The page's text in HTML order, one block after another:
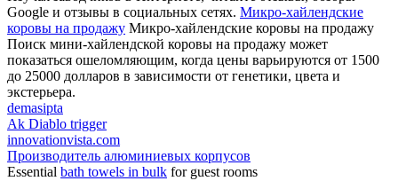
Google и отзывы в социальных сетях. Микро-хайлендские
коровы на продажу Микро-хайлендские коровы на продажу
Поиск мини-хайлендской коровы на продажу может
показаться ошеломляющим, когда цены варьируются от 1500
до 25000 долларов в зависимости от генетики, цвета и
экстерьера.
demasipta
Ak Diablo trigger
innovationvista.com
Производитель алюминиевых корпусов
Essential bath towels in bulk for guest rooms